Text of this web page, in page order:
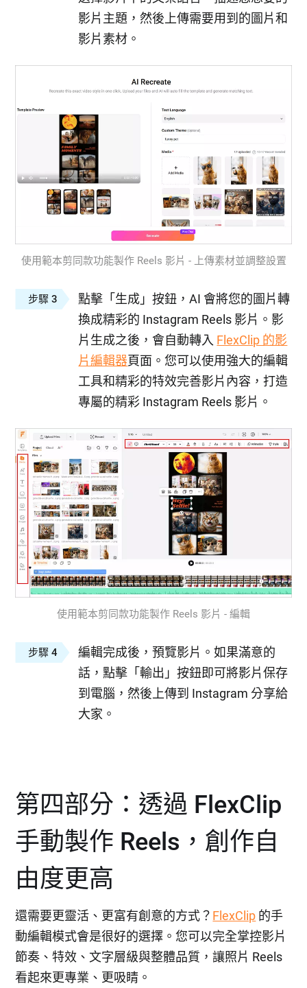
影片主題，然後上傳需要用到的圖片和
影片素材。
使用範本剪同款功能製作 Reels 影片 - 上傳素材並調整設置
步驟 3
點擊「生成」按鈕，AI 會將您的圖片轉
換成精彩的 Instagram Reels 影片。影
片生成之後，會自動轉入 FlexClip 的影
片編輯器頁面。您可以使用強大的編輯
工具和精彩的特效完善影片內容，打造
專屬的精彩 Instagram Reels 影片。
使用範本剪同款功能製作 Reels 影片 - 編輯
步驟 4
編輯完成後，預覽影片。如果滿意的
話，點擊「輸出」按鈕即可將影片保存
到電腦，然後上傳到 Instagram 分享給
大家。
第四部分：透過 FlexClip
手動製作 Reels，創作自
由度更高
還需要更靈活、更富有創意的方式？ FlexClip 的手
動編輯模式會是很好的選擇。您可以完全掌控影片
節奏、特效、文字層級與整體品質，讓照片 Reels
看起來更專業、更吸睛。